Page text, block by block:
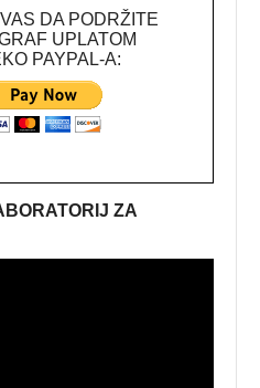
DA PODRŽITE
UPLATOM
PAYPAL-A:
ZA